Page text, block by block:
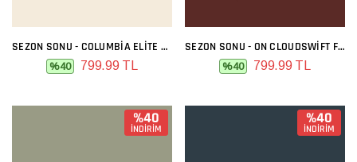
SEZON SONU - COLUMBIA ELITE GRI SIYAH
%40 799.99 TL
SEZON SONU - ON CLOUDSWIFT FULL BEYAZ
%40 799.99 TL
%40
İNDİRİM
%40
İNDİRİM